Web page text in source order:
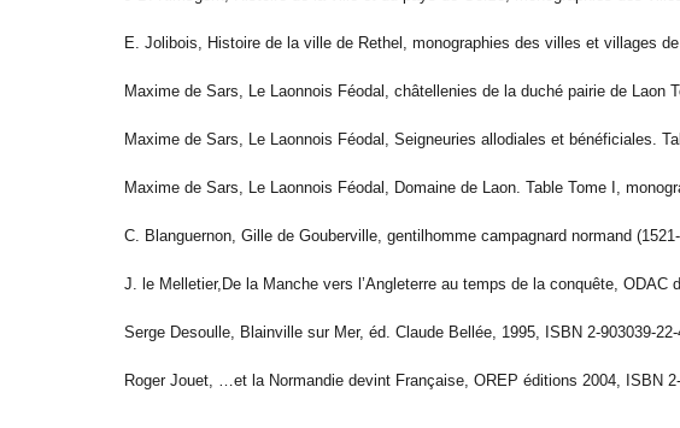
E. Jolibois, Histoire de la ville de Rethel, monographies des villes et villages
Maxime de Sars, Le Laonnois Féodal, châtellenies de la duché pairie de
Maxime de Sars, Le Laonnois Féodal, Seigneuries allodiales et bénéficiales.
Maxime de Sars, Le Laonnois Féodal, Domaine de Laon. Table Tome I,
C. Blanguernon, Gille de Gouberville, gentilhomme campagnard normand
J. le Melletier,De la Manche vers l’Angleterre au temps de la conquête, ODAC
Serge Desoulle, Blainville sur Mer, éd. Claude Bellée, 1995, ISBN 2-903039-22-
Roger Jouet, …et la Normandie devint Française, OREP éditions 2004, ISBN